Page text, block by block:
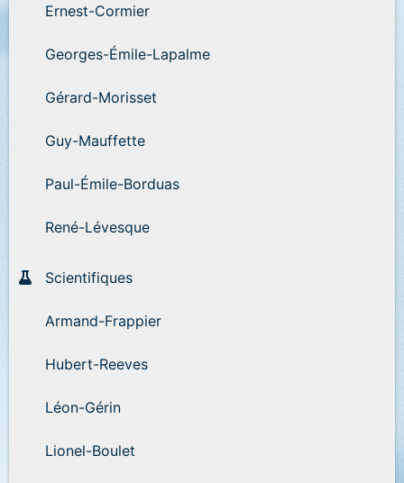
Ernest-Cormier
Georges-Émile-Lapalme
Gérard-Morisset
Guy-Mauffette
Paul-Émile-Borduas
René-Lévesque
Scientifiques
Armand-Frappier
Hubert-Reeves
Léon-Gérin
Lionel-Boulet